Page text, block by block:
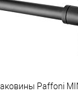
Paffoni